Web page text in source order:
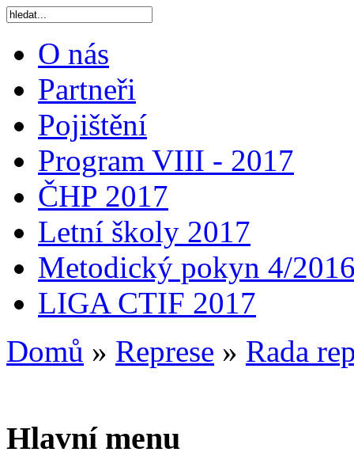
O nás
Partneři
Pojištění
Program VIII - 2017
ČHP 2017
Letní školy 2017
Metodický pokyn 4/
LIGA CTIF 2017
Domů » Represe » Rada
Hlavní menu